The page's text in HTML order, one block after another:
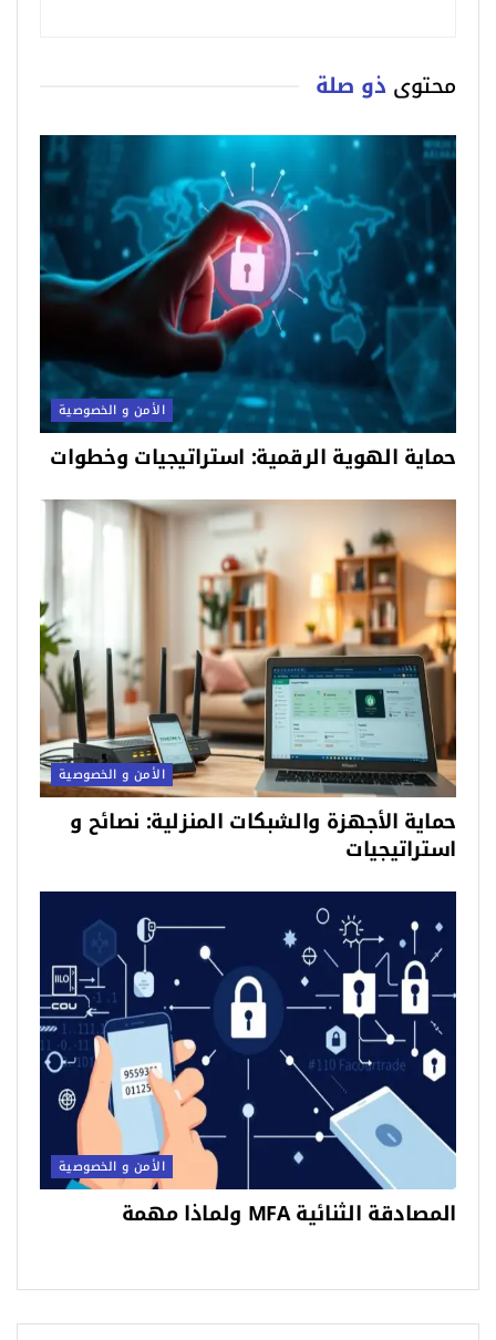
محتوى ذو صلة
الأمن و الخصوصية
حماية الهوية الرقمية: استراتيجيات وخطوات
الأمن و الخصوصية
حماية الأجهزة والشبكات المنزلية: نصائح و
استراتيجيات
الأمن و الخصوصية
المصادقة الثنائية MFA ولماذا مهمة